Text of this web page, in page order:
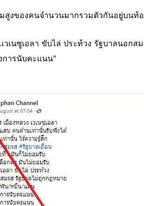
งของคนจำนวนมากรวมตัวกันอยู่บนท้
เวเนซูเอลา ขับไล่ ประท้วง รัฐบาลนอ
การนับคะแนน"